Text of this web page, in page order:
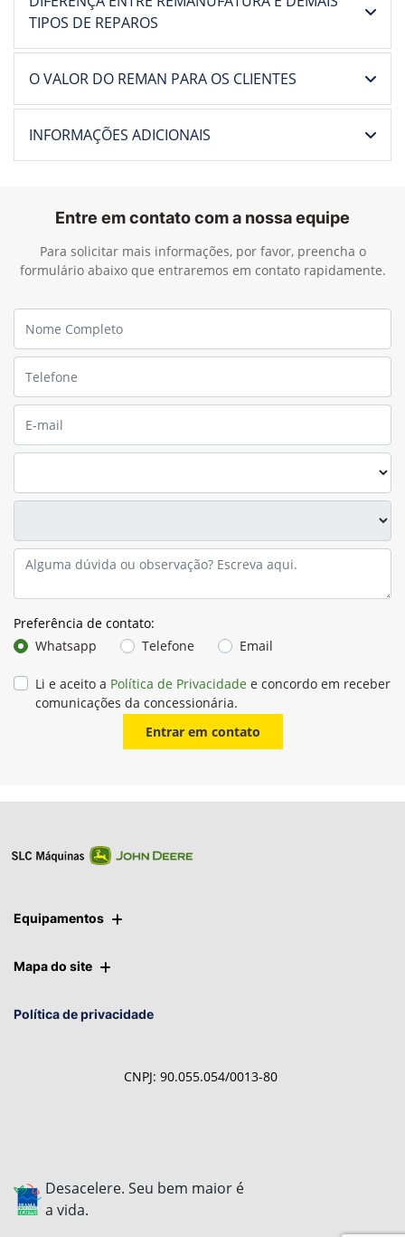
TIPOS DE REPAROS
O VALOR DO REMAN PARA OS CLIENTES
INFORMAÇÕES ADICIONAIS
Entre em contato com a nossa equipe
Para solicitar mais informações, por favor, preencha o
formulário abaixo que entraremos em contato rapidamente.
Preferência de contato:
Whatsapp
Telefone Email
Li e aceito a Política de Privacidade e concordo em receber
comunicações da concessionária.
Entrar em contato
Equipamentos
Mapa do site
Política de privacidade
CNPJ: 90.055.054/0013-80
Desacelere. Seu bem maior é
a vida.